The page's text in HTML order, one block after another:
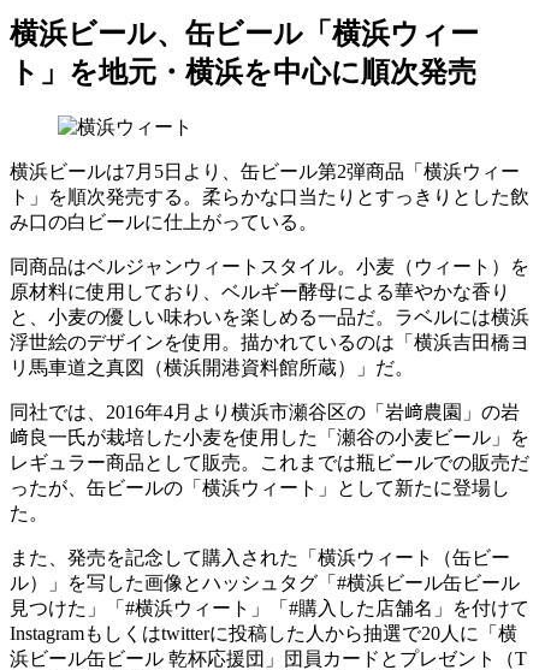
横浜ビール、缶ビール「横浜ウィー
ト」を地元・横浜を中心に順次発売
横浜ビールは7月5日より、缶ビール第2弾商品「横浜ウィー
ト」を順次発売する。柔らかな口当たりとすっきりとした飲
み口の白ビールに仕上がっている。
同商品はベルジャンウィートスタイル。小麦（ウィート）を
原材料に使用しており、ベルギー酵母による華やかな香り
と、小麦の優しい味わいを楽しめる一品だ。ラベルには横浜
浮世絵のデザインを使用。描かれているのは「横浜吉田橋ヨ
リ馬車道之真図（横浜開港資料館所蔵）」だ。
同社では、2016年4月より横浜市瀬谷区の「岩﨑農園」の岩
﨑良一氏が栽培した小麦を使用した「瀬谷の小麦ビール」を
レギュラー商品として販売。これまでは瓶ビールでの販売だ
ったが、缶ビールの「横浜ウィート」として新たに登場し
た。
また、発売を記念して購入された「横浜ウィート（缶ビー
ル）」を写した画像とハッシュタグ「#横浜ビール缶ビール
見つけた」「#横浜ウィート」「#購入した店舗名」を付けて
Instagramもしくはtwitterに投稿した人から抽選で20人に「横
浜ビール缶ビール 乾杯応援団」団員カードとプレゼント（T